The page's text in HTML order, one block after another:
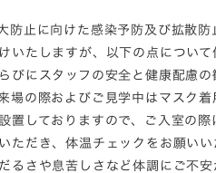
防止に向けた感染予防及び拡散防
たしますが、以下の点について
にスタッフの安全と健康配慮の
の際およびご見学中はマスク着
しておりますので、ご入室の際
だき、体温チェックをお願いい
さや息苦しさなど体調にご不安